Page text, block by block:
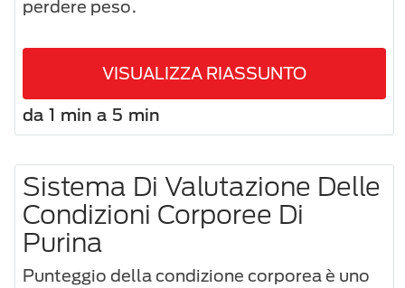
perdere peso.
VISUALIZZA RIASSUNTO
da 1 min a 5 min
Sistema Di Valutazione Delle
Condizioni Corporee Di
Purina
Punteggio della condizione corporea è uno